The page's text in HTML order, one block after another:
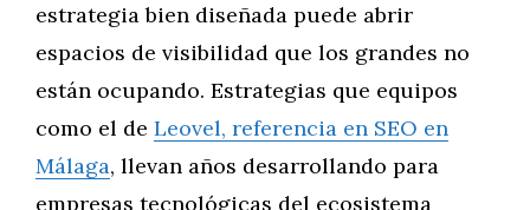
estrategia bien diseñada puede abrir
espacios de visibilidad que los grandes no
están ocupando. Estrategias que equipos
como el de Leovel, referencia en SEO en
Málaga, llevan años desarrollando para
empresas tecnológicas del ecosistema